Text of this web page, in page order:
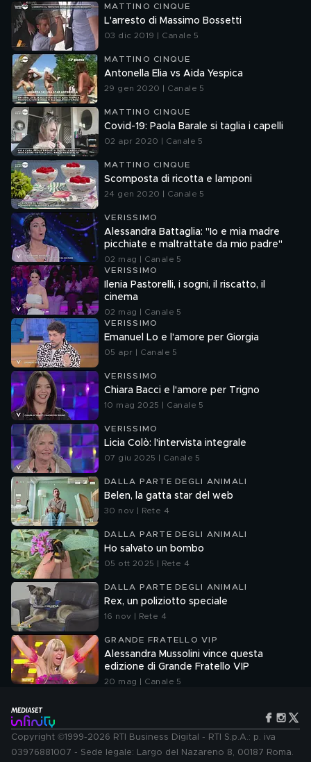
MATTINO CINQUE
L'arresto di Massimo Bossetti
03 dic 2019 | Canale 5
MATTINO CINQUE
Antonella Elia vs Aida Yespica
29 gen 2020 | Canale 5
MATTINO CINQUE
Covid-19: Paola Barale si taglia i capelli
02 apr 2020 | Canale 5
MATTINO CINQUE
Scomposta di ricotta e lamponi
24 gen 2020 | Canale 5
VERISSIMO
Alessandra Battaglia: "Io e mia madre
picchiate e maltrattate da mio padre"
02 mag | Canale 5
VERISSIMO
Ilenia Pastorelli, i sogni, il riscatto, il
cinema
02 mag | Canale 5
VERISSIMO
Emanuel Lo e l'amore per Giorgia
05 apr | Canale 5
VERISSIMO
Chiara Bacci e l'amore per Trigno
10 mag 2025 | Canale 5
VERISSIMO
Licia Colò: l'intervista integrale
07 giu 2025 | Canale 5
DALLA PARTE DEGLI ANIMALI
Belen, la gatta star del web
30 nov | Rete 4
DALLA PARTE DEGLI ANIMALI
Ho salvato un bombo
05 ott 2025 | Rete 4
DALLA PARTE DEGLI ANIMALI
Rex, un poliziotto speciale
16 nov | Rete 4
GRANDE FRATELLO VIP
Alessandra Mussolini vince questa
edizione di Grande Fratello VIP
20 mag | Canale 5
Copyright ©1999-2026 RTI Business Digital - RTI S.p.A.: p. iva
03976881007 - Sede legale: Largo del Nazareno 8, 00187 Roma.